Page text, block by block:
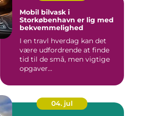
Mobil bilvask i
Storkøbenhavn er lig med
bekvemmelighed
I en travl hverdag kan det
være udfordrende at finde
tid til de små, men vigtige
opgaver...
04. jul